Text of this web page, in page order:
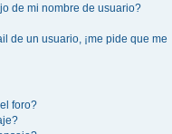
de mi nombre de usuario?
de un usuario, ¡me pide que me
foro?